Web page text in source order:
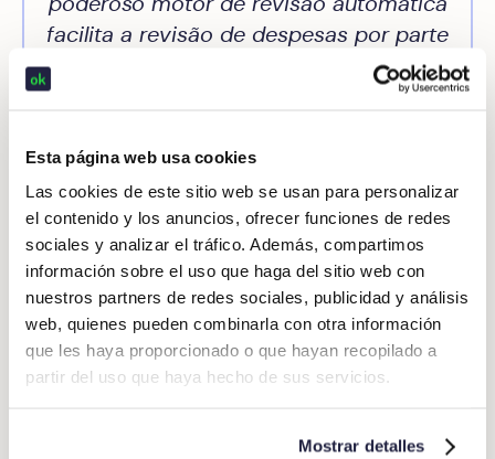
Esta página web usa cookies
Las cookies de este sitio web se usan para personalizar
el contenido y los anuncios, ofrecer funciones de redes
sociales y analizar el tráfico. Además, compartimos
información sobre el uso que haga del sitio web con
nuestros partners de redes sociales, publicidad y análisis
web, quienes pueden combinarla con otra información
que les haya proporcionado o que hayan recopilado a
partir del uso que haya hecho de sus servicios.
Mostrar detalles
facilita a revisão de despesas por parte
da nossa equipe financeira. Agora
dedicamos apenas alguns minutos por
gestão de folhas de despesas
profissionais (grupo TSK)
Conclusão
Em suma. Graças à Inteligência Artificial aplicada ao